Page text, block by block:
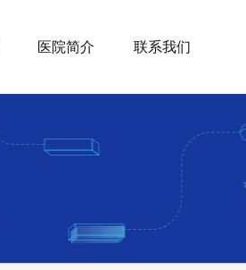
医院简介 联系我们